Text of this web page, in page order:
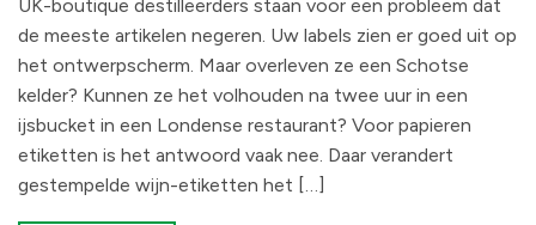
UK-boutique destilleerders staan voor een probleem dat
de meeste artikelen negeren. Uw labels zien er goed uit op
het ontwerpscherm. Maar overleven ze een Schotse
kelder? Kunnen ze het volhouden na twee uur in een
ijsbucket in een Londense restaurant? Voor papieren
etiketten is het antwoord vaak nee. Daar verandert
gestempelde wijn-etiketten het […]